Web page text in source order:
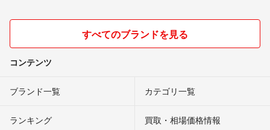
すべてのブランドを見る
コンテンツ
ブランド一覧 カテゴリ一覧
ランキング 買取・相場価格情報